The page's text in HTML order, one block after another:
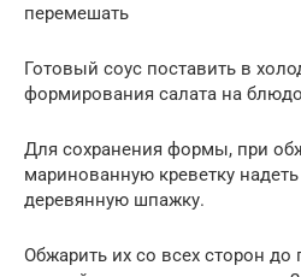
перемешать
Готовый соус поставить в
формирования салата на блюдо
Для сохранения формы, при
маринованную креветку
деревянную шпажку.
Обжарить их со всех сторон до